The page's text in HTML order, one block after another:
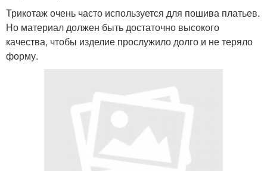
Трикотаж очень часто используется для пошива платьев.
Но материал должен быть достаточно высокого
качества, чтобы изделие прослужило долго и не теряло
форму.